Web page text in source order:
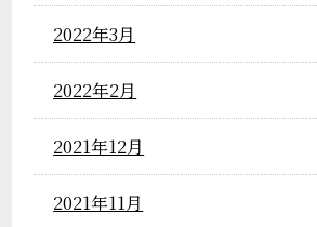
2022年3月
2022年2月
2021年12月
2021年11月